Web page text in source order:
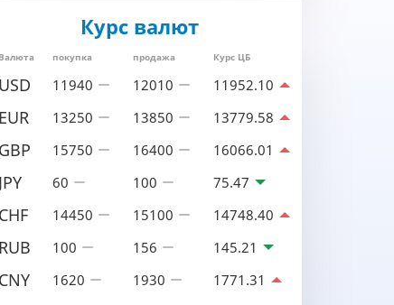
Курс валют
Валюта покупка продажа Курс ЦБ
USD 11940 12010 11952.10
EUR 13250 13850 13779.58
GBP 15750 16400 16066.01
JPY 60 100 75.47
CHF 14450 15100 14748.40
RUB 100 156 145.21
CNY 1620 1930 1771.31